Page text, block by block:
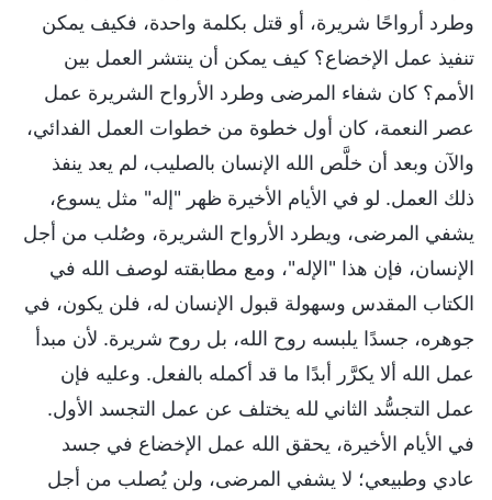
وطرد أرواحًا شريرة، أو قتل بكلمة واحدة، فكيف يمكن
تنفيذ عمل الإخضاع؟ كيف يمكن أن ينتشر العمل بين
الأمم؟ كان شفاء المرضى وطرد الأرواح الشريرة عمل
عصر النعمة، كان أول خطوة من خطوات العمل الفدائي،
والآن وبعد أن خلَّص الله الإنسان بالصليب، لم يعد ينفذ
ذلك العمل. لو في الأيام الأخيرة ظهر "إله" مثل يسوع،
يشفي المرضى، ويطرد الأرواح الشريرة، وصُلب من أجل
الإنسان، فإن هذا "الإله"، ومع مطابقته لوصف الله في
الكتاب المقدس وسهولة قبول الإنسان له، فلن يكون، في
جوهره، جسدًا يلبسه روح الله، بل روح شريرة. لأن مبدأ
عمل الله ألا يكرَّر أبدًا ما قد أكمله بالفعل. وعليه فإن
عمل التجسُّد الثاني لله يختلف عن عمل التجسد الأول.
في الأيام الأخيرة، يحقق الله عمل الإخضاع في جسد
عادي وطبيعي؛ لا يشفي المرضى، ولن يُصلب من أجل